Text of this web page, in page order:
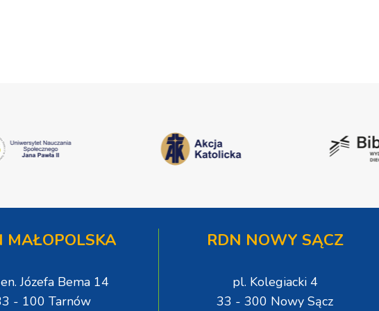
MAŁOPOLSKA
Józefa Bema 14
- 100 Tarnów
RDN NOWY SĄCZ
pl. Kolegiacki 4
33 - 300 Nowy Sącz